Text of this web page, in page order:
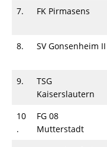
7. FK Pirmasens
8. SV Gonsenheim II
9.
TSG
Kaiserslautern
10
.
FG 08
Mutterstadt